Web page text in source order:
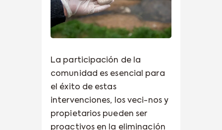
La participación de la
comunidad es esencial para
el éxito de estas
intervenciones, los veci-nos y
propietarios pueden ser
proactivos en la eliminación